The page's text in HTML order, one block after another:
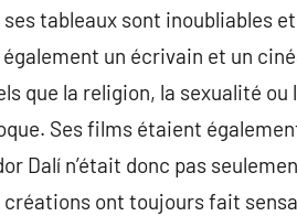
ses tableaux sont inoubliables
également un écrivain et un
que la religion, la sexualité
Ses films étaient
Dalí n’était donc pas
ont toujours fait